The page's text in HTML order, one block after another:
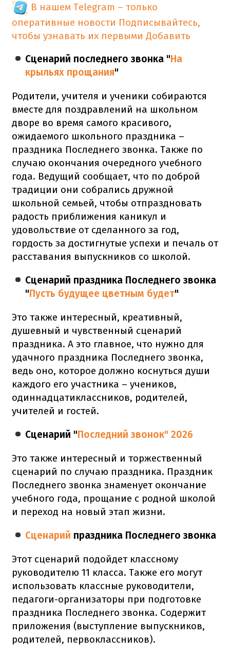
В нашем Telegram – только
оперативные новости Подписывайтесь,
чтобы узнавать их первыми Добавить
Сценарий последнего звонка "На
крыльях прощания"
Родители, учителя и ученики собираются
вместе для поздравлений на школьном
дворе во время самого красивого,
ожидаемого школьного праздника –
праздника Последнего звонка. Также по
случаю окончания очередного учебного
года. Ведущий сообщает, что по доброй
традиции они собрались дружной
школьной семьей, чтобы отпраздновать
радость приближения каникул и
удовольствие от сделанного за год,
гордость за достигнутые успехи и печаль от
расставания выпускников со школой.
Сценарий праздника Последнего звонка
"Пусть будущее цветным будет"
Это также интересный, креативный,
душевный и чувственный сценарий
праздника. А это главное, что нужно для
удачного праздника Последнего звонка,
ведь оно, которое должно коснуться души
каждого его участника – учеников,
одиннадцатиклассников, родителей,
учителей и гостей.
Сценарий "Последний звонок" 2026
Это также интересный и торжественный
сценарий по случаю праздника. Праздник
Последнего звонка знаменует окончание
учебного года, прощание с родной школой
и переход на новый этап жизни.
Сценарий праздника Последнего звонка
Этот сценарий подойдет классному
руководителю 11 класса. Также его могут
использовать классные руководители,
педагоги-организаторы при подготовке
праздника Последнего звонка. Содержит
приложения (выступление выпускников,
родителей, первоклассников).